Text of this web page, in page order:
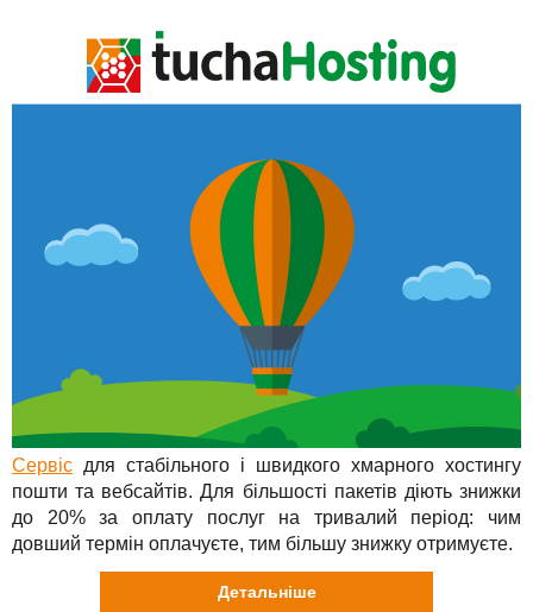
Сервіс для стабільного і швидкого хмарного хостингу
пошти та вебсайтів. Для більшості пакетів діють знижки
до 20% за оплату послуг на тривалий період: чим
довший термін оплачуєте, тим більшу знижку отримуєте.
Детальніше